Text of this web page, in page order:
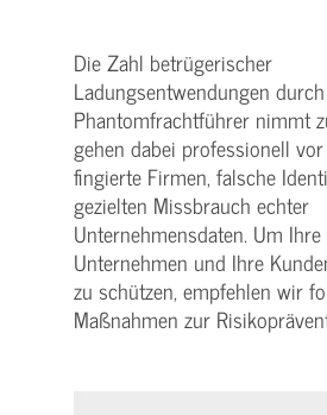
Die Zahl betrügerischer
Ladungsentwendungen
Phantomfrachtführer nimmt
gehen dabei professionell
fingierte Firmen, falsche
gezielten Missbrauch echter
Unternehmensdaten. Um
Unternehmen und Ihre
zu schützen, empfehlen wir
Maßnahmen zur